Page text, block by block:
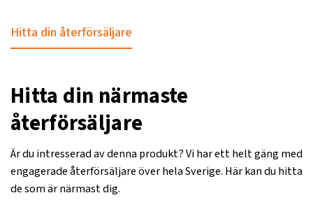
Hitta din återförsäljare
Hitta din närmaste
återförsäljare
Är du intresserad av denna produkt? Vi har ett helt gäng med
engagerade återförsäljare över hela Sverige. Här kan du hitta
de som är närmast dig.